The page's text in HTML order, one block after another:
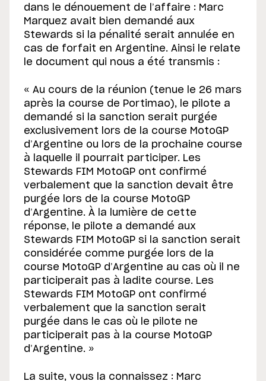
dans le dénouement de l’affaire : Marc
Marquez avait bien demandé aux
Stewards si la pénalité serait annulée en
cas de forfait en Argentine. Ainsi le relate
le document qui nous a été transmis :
« Au cours de la réunion (tenue le 26 mars
après la course de Portimao), le pilote a
demandé si la sanction serait purgée
exclusivement lors de la course MotoGP
d’Argentine ou lors de la prochaine course
à laquelle il pourrait participer. Les
Stewards FIM MotoGP ont confirmé
verbalement que la sanction devait être
purgée lors de la course MotoGP
d’Argentine. À la lumière de cette
réponse, le pilote a demandé aux
Stewards FIM MotoGP si la sanction serait
considérée comme purgée lors de la
course MotoGP d’Argentine au cas où il ne
participerait pas à ladite course. Les
Stewards FIM MotoGP ont confirmé
verbalement que la sanction serait
purgée dans le cas où le pilote ne
participerait pas à la course MotoGP
d’Argentine. »
La suite, vous la connaissez : Marc